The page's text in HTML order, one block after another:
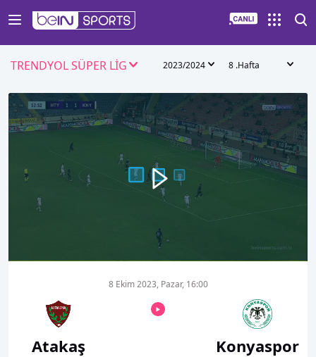
TRENDYOL SÜPER LİG 2023/2024 8 .Hafta
00:53
Atakaş
8 Ekim 2023, Pazar, 16:00
Konyaspor